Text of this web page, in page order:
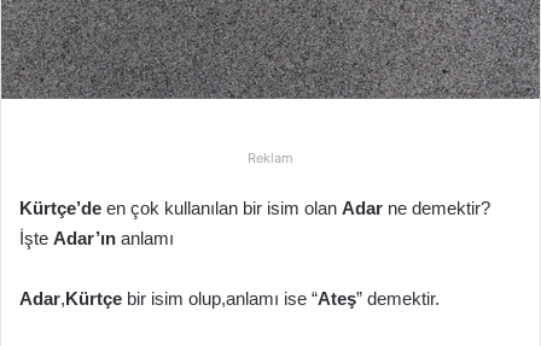
a
g
ö
n
m
e
Reklam
Kürtçe’de en çok kullanılan bir isim olan Adar ne demektir?
İşte Adar’ın anlamı
Adar,Kürtçe bir isim olup,anlamı ise “Ateş” demektir.